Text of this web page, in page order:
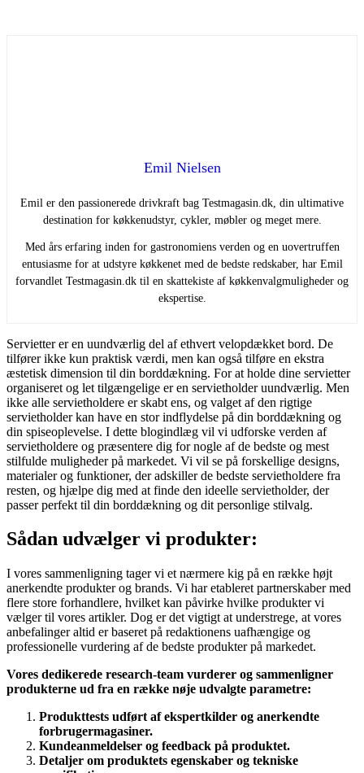
Emil Nielsen
Emil er den passionerede drivkraft bag Testmagasin.dk, din ultimative
destination for køkkenudstyr, cykler, møbler og meget mere.
Med års erfaring inden for gastronomiens verden og en uovertruffen
entusiasme for at udstyre køkkenet med de bedste redskaber, har Emil
forvandlet Testmagasin.dk til en skattekiste af køkkenvalgmuligheder og
ekspertise.
Servietter er en uundværlig del af ethvert velopdækket bord. De
tilfører ikke kun praktisk værdi, men kan også tilføre en ekstra
æstetisk dimension til din borddækning. For at holde dine servietter
organiseret og let tilgængelige er en servietholder uundværlig. Men
ikke alle servietholdere er skabt ens, og valget af den rigtige
servietholder kan have en stor indflydelse på din borddækning og
din spiseoplevelse. I dette blogindlæg vil vi udforske verden af
servietholdere og præsentere dig for nogle af de bedste og mest
stilfulde muligheder på markedet. Vi vil se på forskellige designs,
materialer og funktioner, der adskiller de bedste servietholdere fra
resten, og hjælpe dig med at finde den ideelle servietholder, der
passer perfekt til din borddækning og dit personlige stilvalg.
Sådan udvælger vi produkter:
I vores sammenligning tager vi et nærmere kig på en række højt
anerkendte produkter og brands. Vi har etableret partnerskaber med
flere store forhandlere, hvilket kan påvirke hvilke produkter vi
vælger til vores artikler. Dog er det vigtigt at understrege, at vores
anbefalinger altid er baseret på redaktionens uafhængige og
professionelle vurdering af de bedste produkter på markedet.
Vores dedikerede research-team vurderer og sammenligner
produkterne ud fra en række nøje udvalgte parametre:
Produkttests udført af ekspertkilder og anerkendte
forbrugermagasiner.
Kundeanmeldelser og feedback på produktet.
Detaljer om produktets egenskaber og tekniske